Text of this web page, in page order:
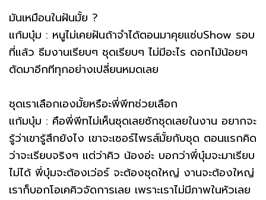
มันเหมือนในฝันมั้ย ?
แก้มบุ๋ม : หนูไม่เคยฝันถ้าจำได้ตอนมาคุยแซ่บShow รอบ
ที่แล้ว ธีมงานเรียบๆ ชุดเรียบๆ ไม่มีอะไร ดอกไม้น้อยๆ
ตัดมาอีกทีทุกอย่างเปลี่ยนหมดเลย
ชุดเราเลือกเองมั้ยหรือะพี่พีทช่วยเลือก
แก้มบุ๋ม : คือพี่พีทไม่เห็นชุดเลยซักชุดเลยในงาน อยากจะ
รู้ว่าเขารู้สึกยังไง เขาจะเซอร์ไพรส์มั้ยกับชุด ตอนแรกคิด
ว่าจะเรียบจริงๆ แต่ว่าคิว น้องอ่ะ บอกว่าพี่บุ๋มจะมาเรียบ
ไม่ได้ พี่บุ๋มจะต้องเว่อร์ จะต้องชุดใหญ่ งานจะต้องใหญ่
เราก็บอกโอเคคิวจัดการเลย เพราะเราไม่มีภาพในหัวเลย